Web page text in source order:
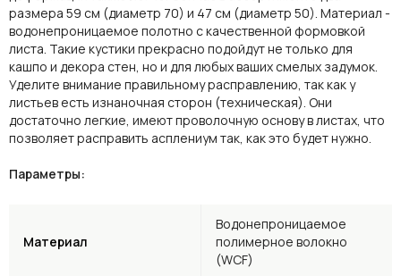
размера 59 см (диаметр 70) и 47 см (диаметр 50). Материал -
водонепроницаемое полотно с качественной формовкой
листа. Такие кустики прекрасно подойдут не только для
кашпо и декора стен, но и для любых ваших смелых задумок.
Уделите внимание правильному расправлению, так как у
листьев есть изнаночная сторон (техническая). Они
достаточно легкие, имеют проволочную основу в листах, что
позволяет расправить асплениум так, как это будет нужно.
Параметры:
Материал
Водонепроницаемое
полимерное волокно
(WCF)